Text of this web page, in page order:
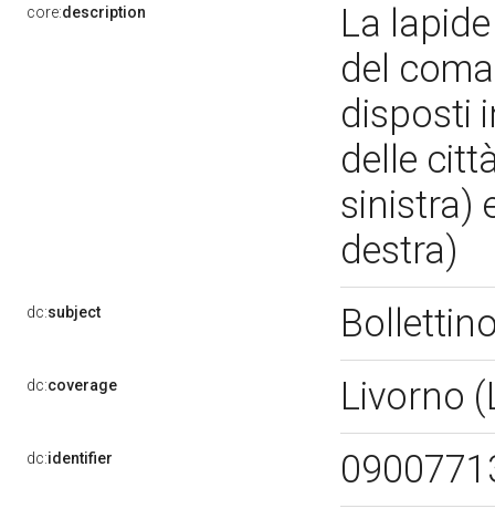
core:description
La
del
disposti
delle
sinistra)
destra)
dc:subject
dc:coverage Livorno
dc:identifier